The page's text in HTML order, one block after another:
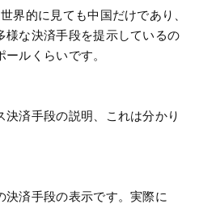
界的に見ても中国だけであり、
様な決済手段を提示しているの
ルくらいです。
決済手段の説明、これは分かり
決済手段の表示です。実際に